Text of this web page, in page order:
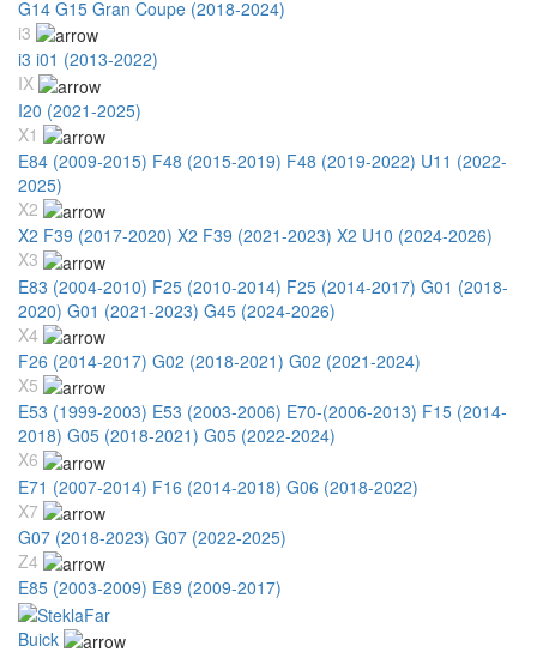
G14 G15 Gran Coupe (2018-2024)
i3
i3 i01 (2013-2022)
IX
I20 (2021-2025)
X1
E84 (2009-2015) F48 (2015-2019) F48 (2019-2022) U11 (2022-
2025)
X2
X2 F39 (2017-2020) X2 F39 (2021-2023) X2 U10 (2024-2026)
X3
E83 (2004-2010) F25 (2010-2014) F25 (2014-2017) G01 (2018-
2020) G01 (2021-2023) G45 (2024-2026)
X4
F26 (2014-2017) G02 (2018-2021) G02 (2021-2024)
X5
E53 (1999-2003) E53 (2003-2006) E70-(2006-2013) F15 (2014-
2018) G05 (2018-2021) G05 (2022-2024)
X6
E71 (2007-2014) F16 (2014-2018) G06 (2018-2022)
X7
G07 (2018-2023) G07 (2022-2025)
Z4
E85 (2003-2009) E89 (2009-2017)
Buick